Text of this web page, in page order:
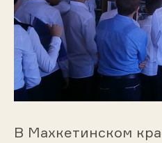
В Махкетинском